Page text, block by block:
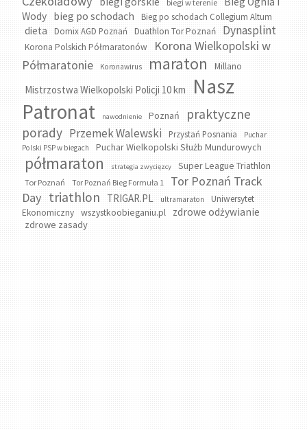
biegi w terenie
Wody bieg po schodach Bieg po schodach Collegium Altum
dieta Domix AGD Poznań Duathlon Tor Poznań Dynasplint
Korona Polskich Półmaratonów
Korona Wielkopolski w
Półmaratonie
Koronawirus maraton Millano
Mistrzostwa Wielkopolski Policji 10 km
Nasz
Patronat
nawodnienie Poznań
praktyczne
porady Przemek Walewski Przystań Posnania
Puchar
Polski PSP w biegach
Puchar Wielkopolski Służb Mundurowych
półmaraton strategia zwycięzcy Super League Triathlon
Tor Poznań Tor Poznań Bieg Formuła 1
Tor Poznań Track
Day triathlon TRIGAR.PL ultramaraton
Uniwersytet
Ekonomiczny
wszystkoobieganiu.pl zdrowe odżywianie
zdrowe zasady